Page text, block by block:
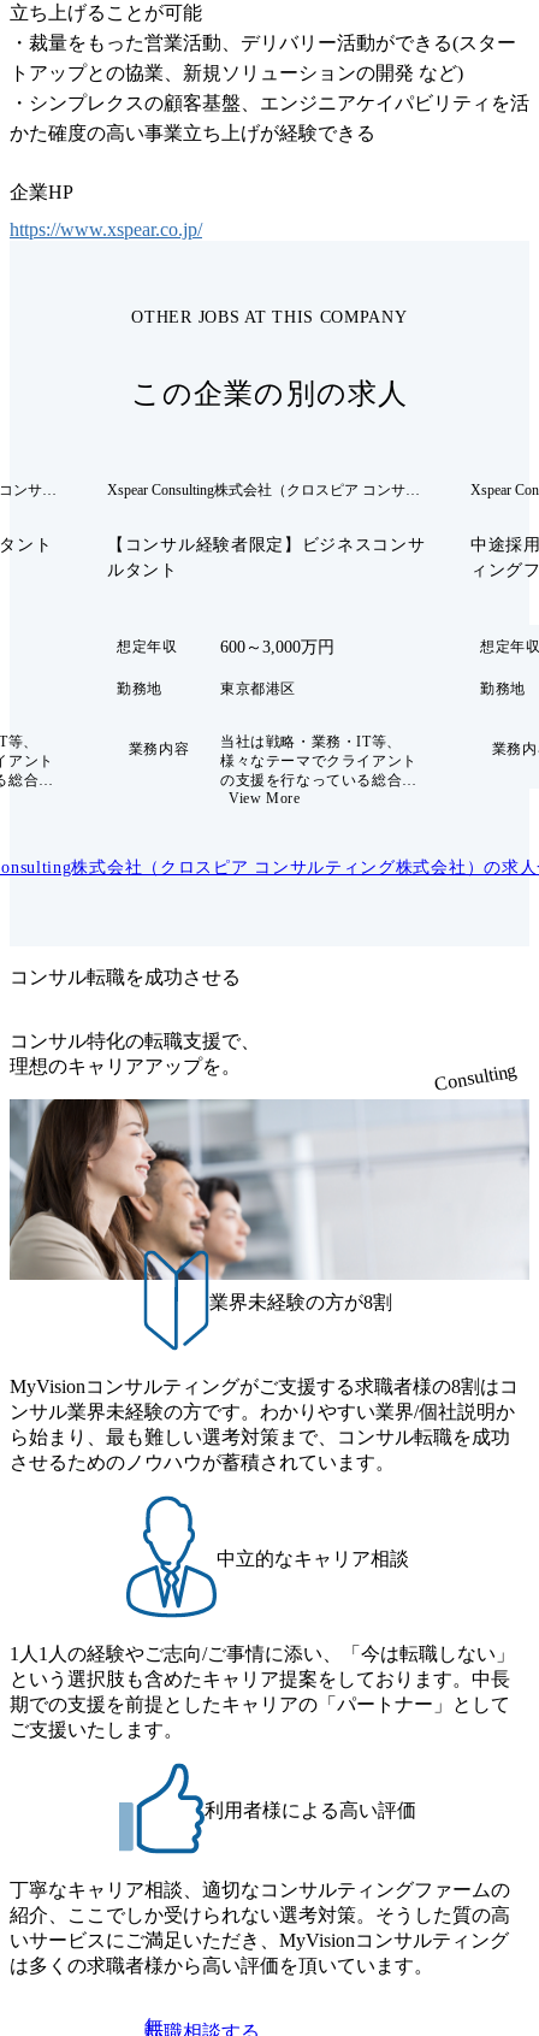
立ち上げることが可能
・裁量をもった営業活動、デリバリー活動ができる(スター
トアップとの協業、新規ソリューションの開発 など)
・シンプレクスの顧客基盤、エンジニアケイパビリティを活
かた確度の高い事業立ち上げが経験できる
企業HP
https://www.xspear.co.jp/
OTHER JOBS AT THIS COMPANY
この企業の別の求人
ンサル
ント
、
アント
総合コ
らず、
種多様
には戦
力が必
たMBB
実行ま
って
同) ※ご
アサイ
エ
:新規事
スプラ
業構想
、IPの
・マ
想策
コング
ら転換
略・組
た中
PMI(シ
ン構築
テム
ン・実
社:基
ープパ
連携
コンサ
Xspear Consulting株式会社（クロスピア コンサル
【コンサル経験者限定】ビジネスコンサ
ルタント
想定年収 600～3,000万円
勤務地 東京都港区
業務内容
当社は戦略・業務・IT等、
様々なテーマでクライアント
の支援を行なっている総合コ
ンサルティングファームで
どの民間企業にとどまらず、
公共分野に至るまで多種多様
トに価値提供するためには戦
プリケーションや技術力が必
要であると強く理解したMBB
や外資系総合ファーム
し、戦略立案からその実行ま
おります。 業界を代表する大
手企業を中心としたクライア
ントに対し、テクノロジーを
活用した経営課題解決を支援
するコンサルティングサービ
スに従事いただきます。 ま
た、組織の柔軟性が高いた
め、希望があればメンバーク
ラスであっても案件獲得に向
だきます。 ▼主なプロジェク
ト事例(一部抜粋) ※ご経歴や
ご希望を参考にアサインを決
定しております。 ・エンター
テイメント企業:新規事業立案
支援/ダイナミクスプライシン
クス活用推進/データ駆動型経
営実現に向けたDX構想策定
ら転換後の事業戦略・R&D戦
略・組織再編の事例研究を通
じた中長期R&D戦略策定 ・
専門商社:SaaS新サービスの
ポートフォリオ検討支援) ・
金融業:ネット証券ビジネスの
ン構築支援) ・証券業:STOシ
ステム(Security Token
Offering system)グランドデザ
イン・実装支援 ・官公
庁:ERPリプレイスに伴うシス
テム導入支援 ・その他:AI
View More
Xspear
中途採
ィング
想定年
勤務地
業務
株式会社（クロスピア コンサルティング株式会社）の求
コンサル転職を成功させる
コンサル特化の転職支援で、
理想のキャリアアップを。
Consulting
業界未経験の方が8割
MyVisionコンサルティングがご支援する求職者様の8割はコ
ンサル業界未経験の方です。わかりやすい業界/個社説明か
ら始まり、最も難しい選考対策まで、コンサル転職を成功
させるためのノウハウが蓄積されています。
中立的なキャリア相談
1人1人の経験やご志向/ご事情に添い、「今は転職しない」
という選択肢も含めたキャリア提案をしております。中長
期での支援を前提としたキャリアの「パートナー」として
ご支援いたします。
利用者様による高い評価
丁寧なキャリア相談、適切なコンサルティングファームの
紹介、ここでしか受けられない選考対策。そうした質の高
いサービスにご満足いただき、MyVisionコンサルティング
は多くの求職者様から高い評価を頂いています。
無
転職相談する